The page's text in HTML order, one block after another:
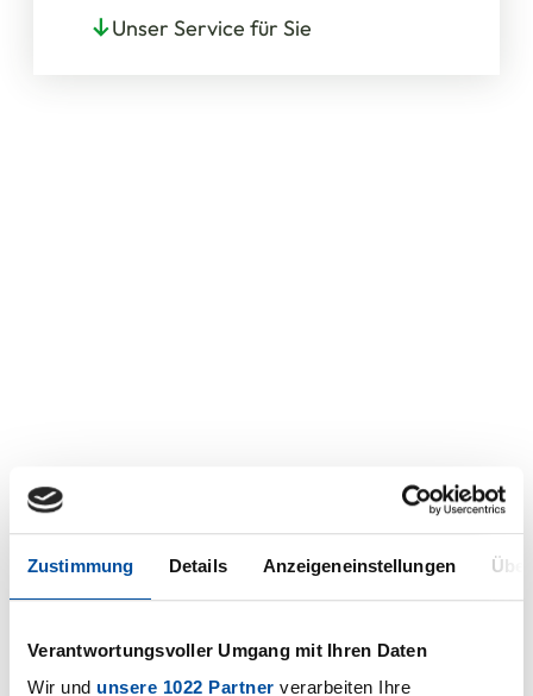
Zustimmung Details Anzeigeneinstellungen
Verantwortungsvoller Umgang mit Ihren Daten
Wir und unsere 1022 Partner verarbeiten Ihre
Unser Service für Sie